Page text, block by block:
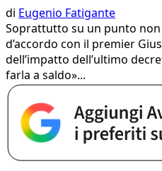
di Eugenio Fatigante
Soprattutto su un punto
d’accordo con il premier
dell’impatto dell’ultimo
farla a saldo»...